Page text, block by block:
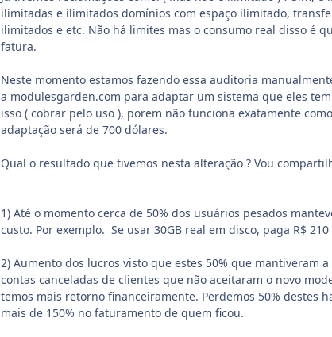
ilimitadas e ilimitados domínios com espaço ilimitado,
ilimitados e etc. Não há limites mas o consumo real disso é
fatura.
Neste momento estamos fazendo essa auditoria
a modulesgarden.com para adaptar um sistema que eles
isso ( cobrar pelo uso ), porem não funciona exatamente
adaptação será de 700 dólares.
Qual o resultado que tivemos nesta alteração ? Vou
1) Até o momento cerca de 50% dos usuários pesados
custo. Por exemplo. Se usar 30GB real em disco, paga R$
2) Aumento dos lucros visto que estes 50% que mantiveram
contas canceladas de clientes que não aceitaram o novo
temos mais retorno financeiramente. Perdemos 50% destes
mais de 150% no faturamento de quem ficou.